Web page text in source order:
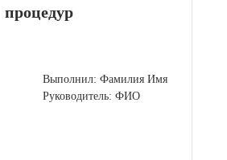
процедур
Выполнил: Фамилия Имя
Руководитель: ФИО